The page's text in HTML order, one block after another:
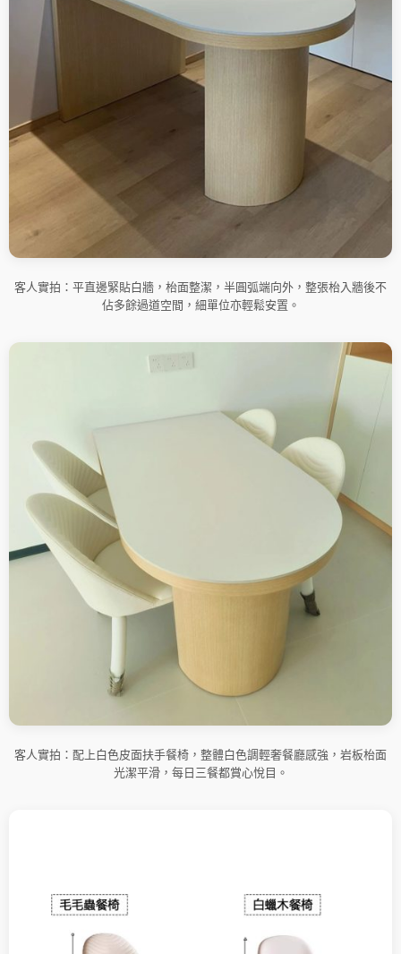
客人實拍：平直邊緊貼白牆，枱面整潔，半圓弧端向外，整張枱入牆後不
佔多餘過道空間，細單位亦輕鬆安置。
客人實拍：配上白色皮面扶手餐椅，整體白色調輕奢餐廳感強，岩板枱面
光潔平滑，每日三餐都賞心悅目。